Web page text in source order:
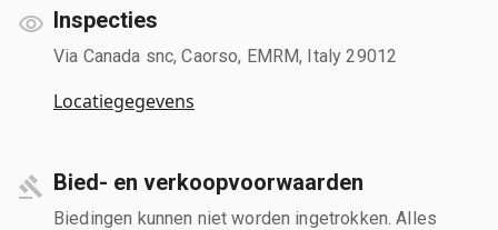
Inspecties
Via Canada snc, Caorso, EMRM, Italy 29012
Locatiegegevens
Bied- en verkoopvoorwaarden
Biedingen kunnen niet worden ingetrokken. Alles